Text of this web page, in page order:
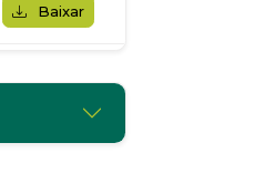
Baixar
Baixar